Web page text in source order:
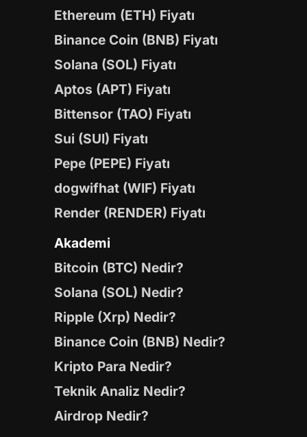
Ethereum (ETH) Fiyatı
Binance Coin (BNB) Fiyatı
Solana (SOL) Fiyatı
Aptos (APT) Fiyatı
Bittensor (TAO) Fiyatı
Sui (SUI) Fiyatı
Pepe (PEPE) Fiyatı
dogwifhat (WIF) Fiyatı
Render (RENDER) Fiyatı
Akademi
Bitcoin (BTC) Nedir?
Solana (SOL) Nedir?
Ripple (Xrp) Nedir?
Binance Coin (BNB) Nedir?
Kripto Para Nedir?
Teknik Analiz Nedir?
Airdrop Nedir?